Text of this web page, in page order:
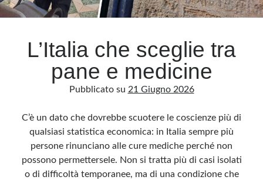
Archivio
Archivi
senza alcuna periodicità. Non può pertanto considerarsi un prodotto editoriale ai
L’Italia che sceglie tra
pane e medicine
Pubblicato su 21 Giugno 2026
C’è un dato che dovrebbe scuotere le coscienze più di
qualsiasi statistica economica: in Italia sempre più
persone rinunciano alle cure mediche perché non
possono permettersele. Non si tratta più di casi isolati
o di difficoltà temporanee, ma di una condizione che